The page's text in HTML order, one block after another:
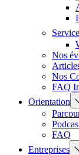
Nos
Nos
FAQ
Orientation
FAQ
Entreprises